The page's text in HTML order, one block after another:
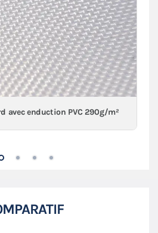
avec enduction PVC 290g/m²